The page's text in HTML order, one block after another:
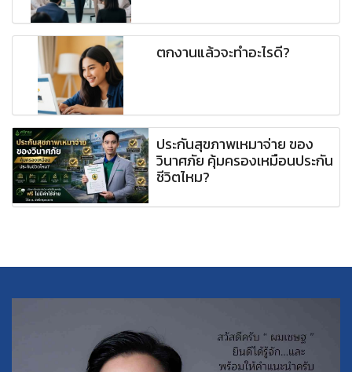
ตกงานแล้วจะทำอะไรดี?
ประกันสุขภาพเหมาจ่าย ของ
วินาศภัย คุ้มครองเหมือนประกัน
ชีวิตไหม?